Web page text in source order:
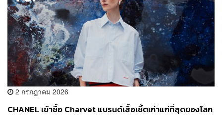
2 กรกฎาคม 2026
CHANEL เข้าซื้อ Charvet แบรนด์เสื้อเชิ้ตเก่าแก่ที่สุดของโลก